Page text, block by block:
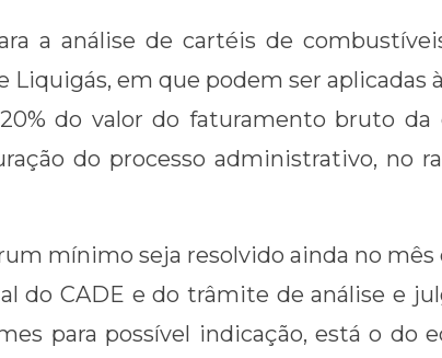
a análise de cartéis de
Liquigás, em que podem ser aplicadas
do valor do faturamento bruto
do processo administrativo, no
mínimo seja resolvido ainda no
do CADE e do trâmite de análise e
para possível indicação, está o do